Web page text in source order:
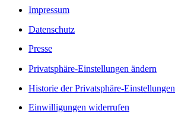
Impressum
Datenschutz
Presse
Privatsphäre-Einstellungen ändern
Historie der Privatsphäre-Einstellungen
Einwilligungen widerrufen